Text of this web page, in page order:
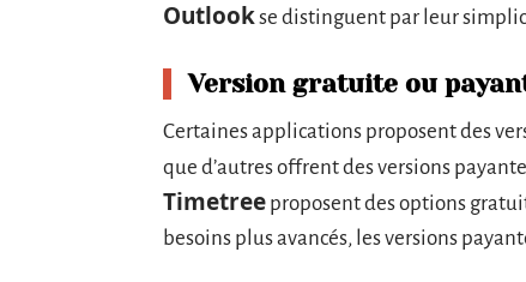
Outlookse distinguent par leur
Version gratuite ou
Certaines applications proposent des
que d’autres offrent des versions
Timetree proposent des options
besoins plus avancés, les versions